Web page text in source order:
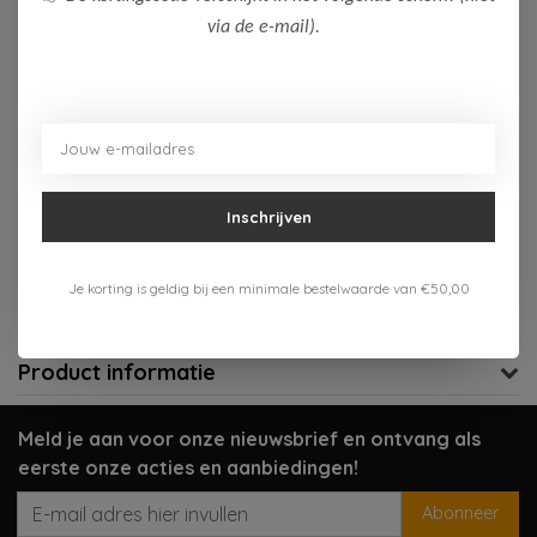
Aan verlanglijst toevoegen
Gratis verzenden vanaf 75,-
Verzenden 1-3 werkdagen
Product informatie
Meld je aan voor onze nieuwsbrief en ontvang als
eerste onze acties en aanbiedingen!
Abonneer
via de e-mail).
Inschrijven
Je korting is geldig bij een minimale bestelwaarde van €50,00